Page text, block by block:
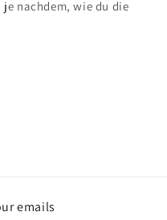
je nachdem, wie du die
emails